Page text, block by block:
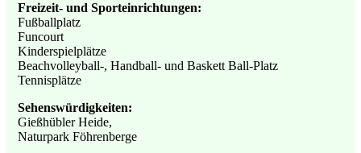
Freizeit- und Sporteinrichtungen:
Fußballplatz
Funcourt
Kinderspielplätze
Beachvolleyball-, Handball- und Baskett Ball-Platz
Tennisplätze
Sehenswürdigkeiten:
Gießhübler Heide,
Naturpark Föhrenberge